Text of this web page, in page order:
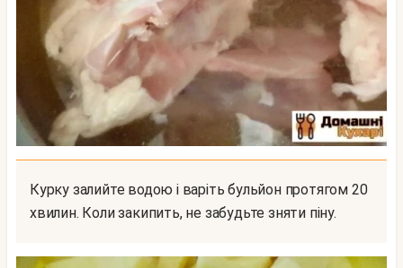
Курку залийте водою і варіть бульйон протягом 20
хвилин. Коли закипить, не забудьте зняти піну.